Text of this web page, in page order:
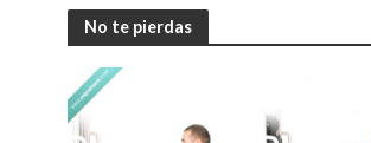
No te pierdas